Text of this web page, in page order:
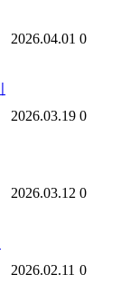
2026.04.01 0
2026.03.19 0
2026.03.12 0
2026.02.11 0